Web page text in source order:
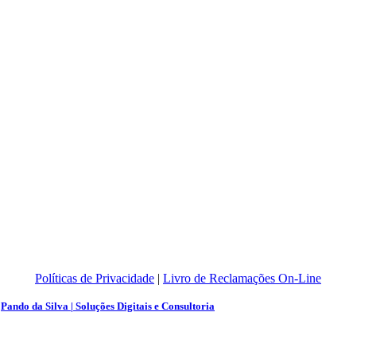
Políticas de Privacidade | Livro de Reclamações On-Line
Pando da Silva | Soluções Digitais e Consultoria